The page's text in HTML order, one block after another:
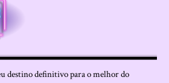
destino definitivo para o melhor do